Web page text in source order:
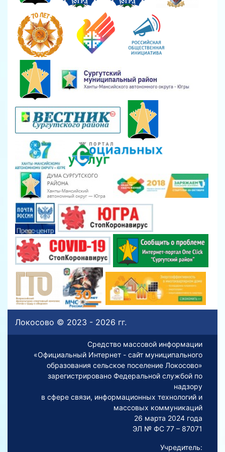
Локосово © 2023 - 2026 гг.
Средство массовой информации
«Официальный Интернет - сайт муниципального
образования сельское поселение Локосово»
зарегистрировано Федеральной службой по
надзору
в сфере связи, информационных технологий и
массовых коммуникаций
26 марта 2024 года
ЭЛ № ФС 77 – 87071
Учредитель: